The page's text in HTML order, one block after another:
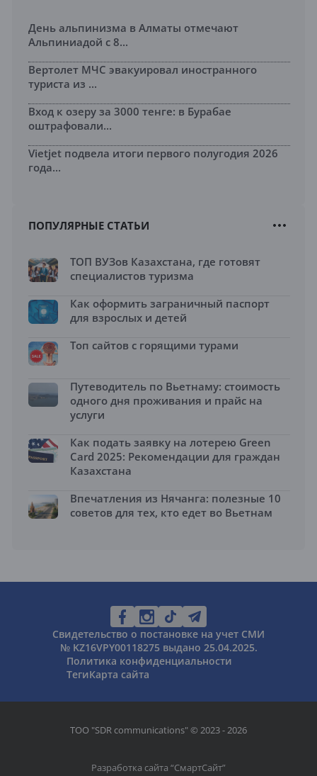
День альпинизма в Алматы отмечают
Альпиниадой с 8...
Вертолет МЧС эвакуировал иностранного
туриста из ...
Вход к озеру за 3000 тенге: в Бурабае
оштрафовали...
Vietjet подвела итоги первого полугодия 2026
года...
ПОПУЛЯРНЫЕ СТАТЬИ
ТОП ВУЗов Казахстана, где готовят
специалистов туризма
Как оформить заграничный паспорт
для взрослых и детей
Топ сайтов с горящими турами
Путеводитель по Вьетнаму: стоимость
одного дня проживания и прайс на
услуги
Как подать заявку на лотерею Green
Card 2025: Рекомендации для граждан
Казахстана
Впечатления из Нячанга: полезные 10
советов для тех, кто едет во Вьетнам
Свидетельство о постановке на учет СМИ
№ KZ16VPY00118275 выдано 25.04.2025.
Политика конфиденциальности
ТегиКарта сайта
ТОО "SDR communications" © 2023 - 2026
Разработка сайта “СмартСайт”